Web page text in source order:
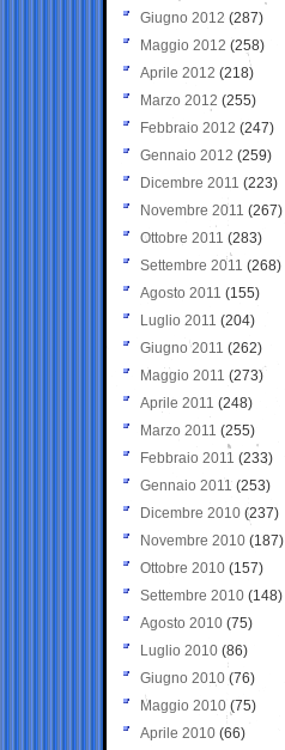
Giugno 2012 (287)
Maggio 2012 (258)
Aprile 2012 (218)
Marzo 2012 (255)
Febbraio 2012 (247)
Gennaio 2012 (259)
Dicembre 2011 (223)
Novembre 2011 (267)
Ottobre 2011 (283)
Settembre 2011 (268)
Agosto 2011 (155)
Luglio 2011 (204)
Giugno 2011 (262)
Maggio 2011 (273)
Aprile 2011 (248)
Marzo 2011 (255)
Febbraio 2011 (233)
Gennaio 2011 (253)
Dicembre 2010 (237)
Novembre 2010 (187)
Ottobre 2010 (157)
Settembre 2010 (148)
Agosto 2010 (75)
Luglio 2010 (86)
Giugno 2010 (76)
Maggio 2010 (75)
Aprile 2010 (66)